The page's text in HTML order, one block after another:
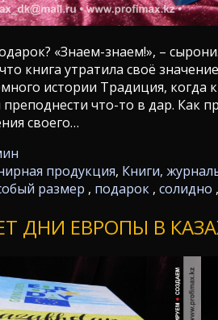
«Знаем-знаем!», –
книга утратила своё
истории Традиция, когда
что-то в дар. Как
своего…
продукция, Книги,
размер , подарок, солидно ,
ДНИ ЕВРОПЫ В